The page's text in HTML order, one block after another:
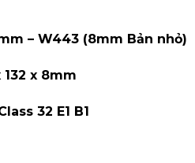
– W443 (8mm Bản nhỏ)
132 x 8mm
32 E1 B1